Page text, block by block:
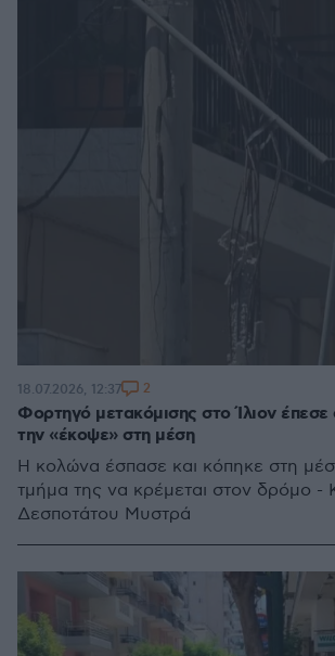
Φορτηγό μετακόμισης στο Ίλιον
την «έκοψε» στη μέση
Η κολώνα έσπασε και κόπηκε στη
τμήμα της να κρέμεται στον δρόμο -
Δεσποτάτου Μυστρά
18.07.2026, 12:37 2